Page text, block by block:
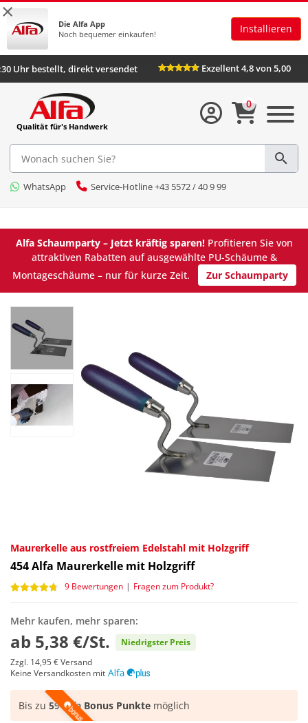
×
Die Alfa App
Noch bequemer einkaufen!
Installieren
Bis 16:30 Uhr bestellt, direkt versendet Exzellent 4,8 von
Qualität für's Handwerk
WhatsApp Service-Hotline +43 5572 / 40 9 99
0
Alfa Schaumparty – Jetzt kräftig sparen!Profitieren Sie von
attraktiven Rabatten auf ausgewählte PU-Schäume &
Montageschäume – nur für kurze Zeit.
Zur Schaumparty
Maurerkelle aus rostfreiem Edelstahl mit Holzgriff
454Alfa Maurerkelle mit Holzgriff
9 Bewertungen | Fragen zum Produkt?
Mehr kaufen, mehr sparen:
ab 5,38 €/St.
Niedrigster Preis
Zzgl. 14,95 €Versand
Keine Versandkosten mit
Bis zu 59 Alfa Bonus Punkte möglich